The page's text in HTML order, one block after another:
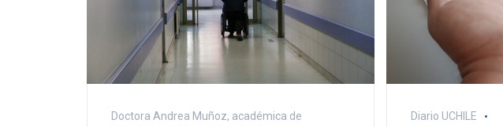
Doctora Andrea Muñoz, académica de
Diario UCHILE